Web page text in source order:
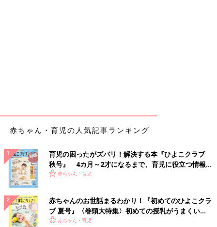
マウスロンパース
赤ちゃん・育児の人気記事ランキング
育児の困ったがズバリ！解決する本『ひよこクラブ
秋号』 4カ月～2才になるまで、育児に役立つ情報が
いっぱい！
赤ちゃん・育児
赤ちゃんのお世話まるわかり！『初めてのひよこクラ
ブ 夏号』〈巻頭大特集〉初めての授乳がうまくい
く！ おっぱい・ミルクの基本と夏のトラブル 解決テ
赤ちゃん・育児